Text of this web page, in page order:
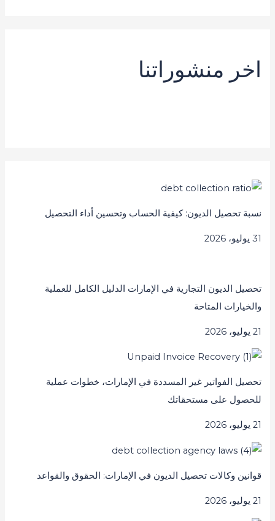
اخر منشوراتنا
نسبة تحصيل الديون: كيفية الحساب وتحسين أداء التحصيل
31 يوليو، 2026
تحصيل الديون التجارية في الإمارات الدليل الكامل للعملية
والخيارات المتاحة
21 يوليو، 2026
تحصيل الفواتير غير المسددة في الإمارات، خطوات عملية
للحصول على مستحقاتك
21 يوليو، 2026
قوانين وكالات تحصيل الديون في الإمارات: الحقوق والقواعد
21 يوليو، 2026